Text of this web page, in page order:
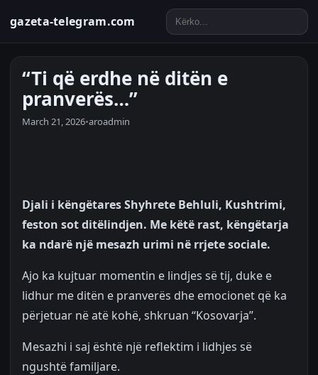
gazeta-telegram.com
“Ti që erdhe në ditën e
pranverës…”
March 21, 2026•aroadmin
Djali i këngëtares Shyhrete Behluli, Kushtrimi,
feston sot ditëlindjen. Me këtë rast, këngëtarja
ka ndarë një mesazh urimi në rrjete sociale.
Ajo ka kujtuar momentin e lindjes së tij, duke e
lidhur me ditën e pranverës dhe emocionet që ka
përjetuar në atë kohë, shkruan “Kosovarja”.
Mesazhi i saj është një reflektim i lidhjes së
ngushtë familjare.